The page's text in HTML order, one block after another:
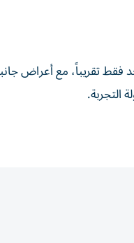
فقط تقريباً، مع أعراض
التجربة.